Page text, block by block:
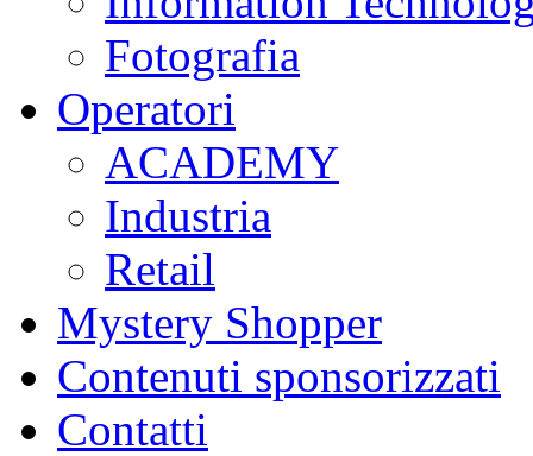
Fotografia
Operatori
ACADEMY
Industria
Retail
Mystery Shopper
Contenuti sponsorizzati
Contatti